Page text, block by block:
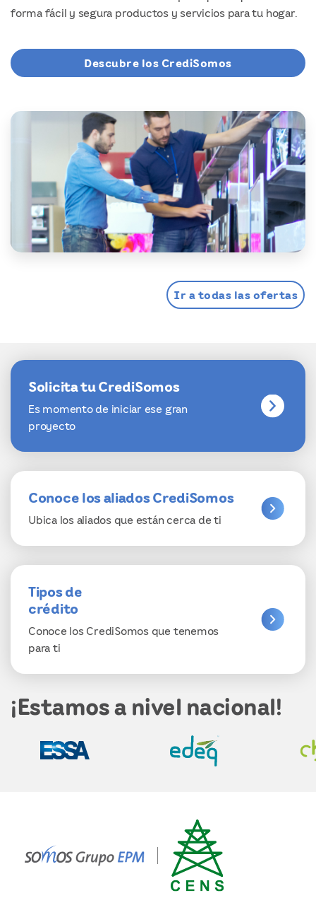
forma fácil y segura productos y servicios para tu hogar.
Descubre los CrediSomos
Ir a todas las ofertas
Solicita tu CrediSomos
Es momento de iniciar ese gran
proyecto
Conoce los aliados CrediSomos
Ubica los aliados que están cerca de ti
Tipos de
crédito
Conoce los CrediSomos que tenemos
para ti
¡Estamos a nivel nacional!